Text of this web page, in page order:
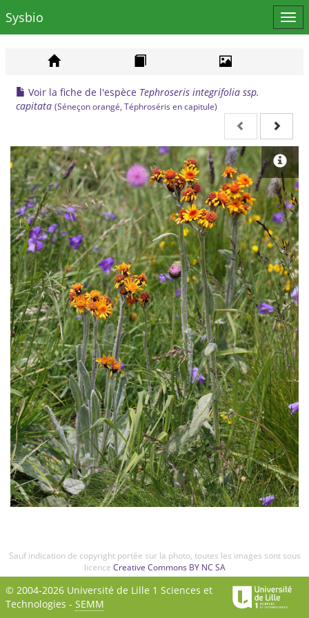
le
Sysbio
Voir la fiche de l'espèce Tephroseris integrifolia ssp.
capitata (Séneçon orangé, Téphroséris en capitule)
Sauf indication de copyright portée sur la photo, toutes les images sont sous
licence Creative Commons BY NC SA
© 2004-2026 Université de Lille 1 Sciences et
Technologies - SEMM